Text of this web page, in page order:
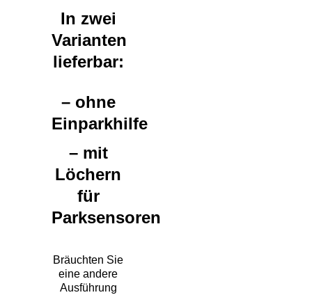
In zwei
Varianten
lieferbar:
– ohne
Einparkhilfe
– mit
Löchern
für
Parksensoren
Bräuchten Sie
eine andere
Ausführung